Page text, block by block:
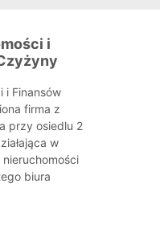
i
i Finansów
firma z
przy osiedlu 2
w
biura